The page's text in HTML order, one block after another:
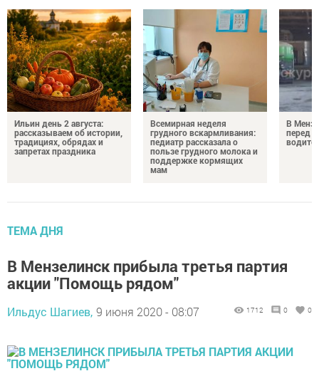
Ильин день 2 августа:
рассказываем об истории,
традициях, обрядах и
запретах праздника
Всемирная неделя
грудного вскармливания:
педиатр рассказала о
пользе грудного молока и
поддержке кормящих
мам
В
перед
ТЕМА ДНЯ
В Мензелинск прибыла третья партия
акции "Помощь рядом"
Ильдус Шагиев, 9 июня 2020 - 08:07 1712 0 0